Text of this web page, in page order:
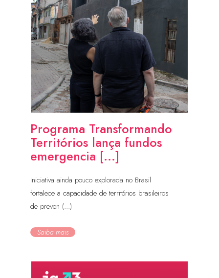
Programa Transformando
Territórios lança fundos
emergencia [...]
Iniciativa ainda pouco explorada no Brasil
fortalece a capacidade de territórios brasileiros
de preven (...)
Saiba mais